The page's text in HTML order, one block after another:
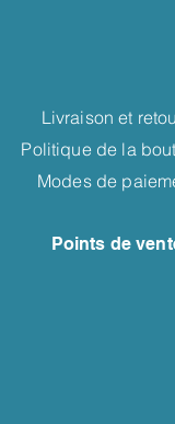
Livraison et
Politique de la
Modes de
Points de